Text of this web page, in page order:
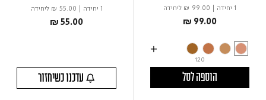
1 יחידה ₪ 99.00 ליחידה
₪ 99.00
120
הוספה לסל
1 יחידה ₪ 55.00 ליחידה
₪ 55.00